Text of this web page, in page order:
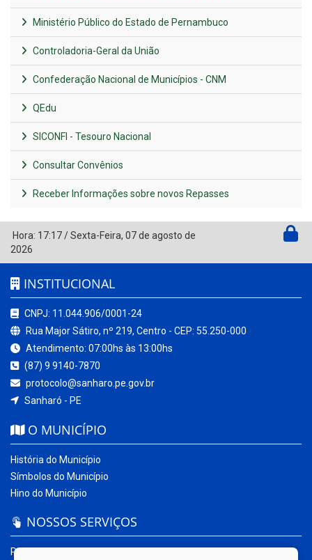
Ministério Público do Estado de Pernambuco
Controladoria-Geral da União
Confederação Nacional de Municípios - CNM
QEdu
SICONFI - Tesouro Nacional
Consultar Convênios
Receber Informações sobre novos Repasses
Hora: 17:17/Sexta-Feira, 07 de agosto de
2026
INSTITUCIONAL
CNPJ: 11.044.906/0001-24
Rua Major Sátiro, nº 219, Centro - CEP: 55.250-000
Atendimento: 07:00hs às 13:00hs
(87) 9 9140-7870
protocolo@sanharo.pe.gov.br
Sanharó - PE
O MUNICÍPIO
História do Município
Símbolos do Município
Hino do Município
NOSSOS SERVIÇOS
Portal da Transparência